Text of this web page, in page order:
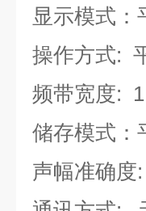
显示模式：
操作方式:
频带宽度:
储存模式：
声幅准确度